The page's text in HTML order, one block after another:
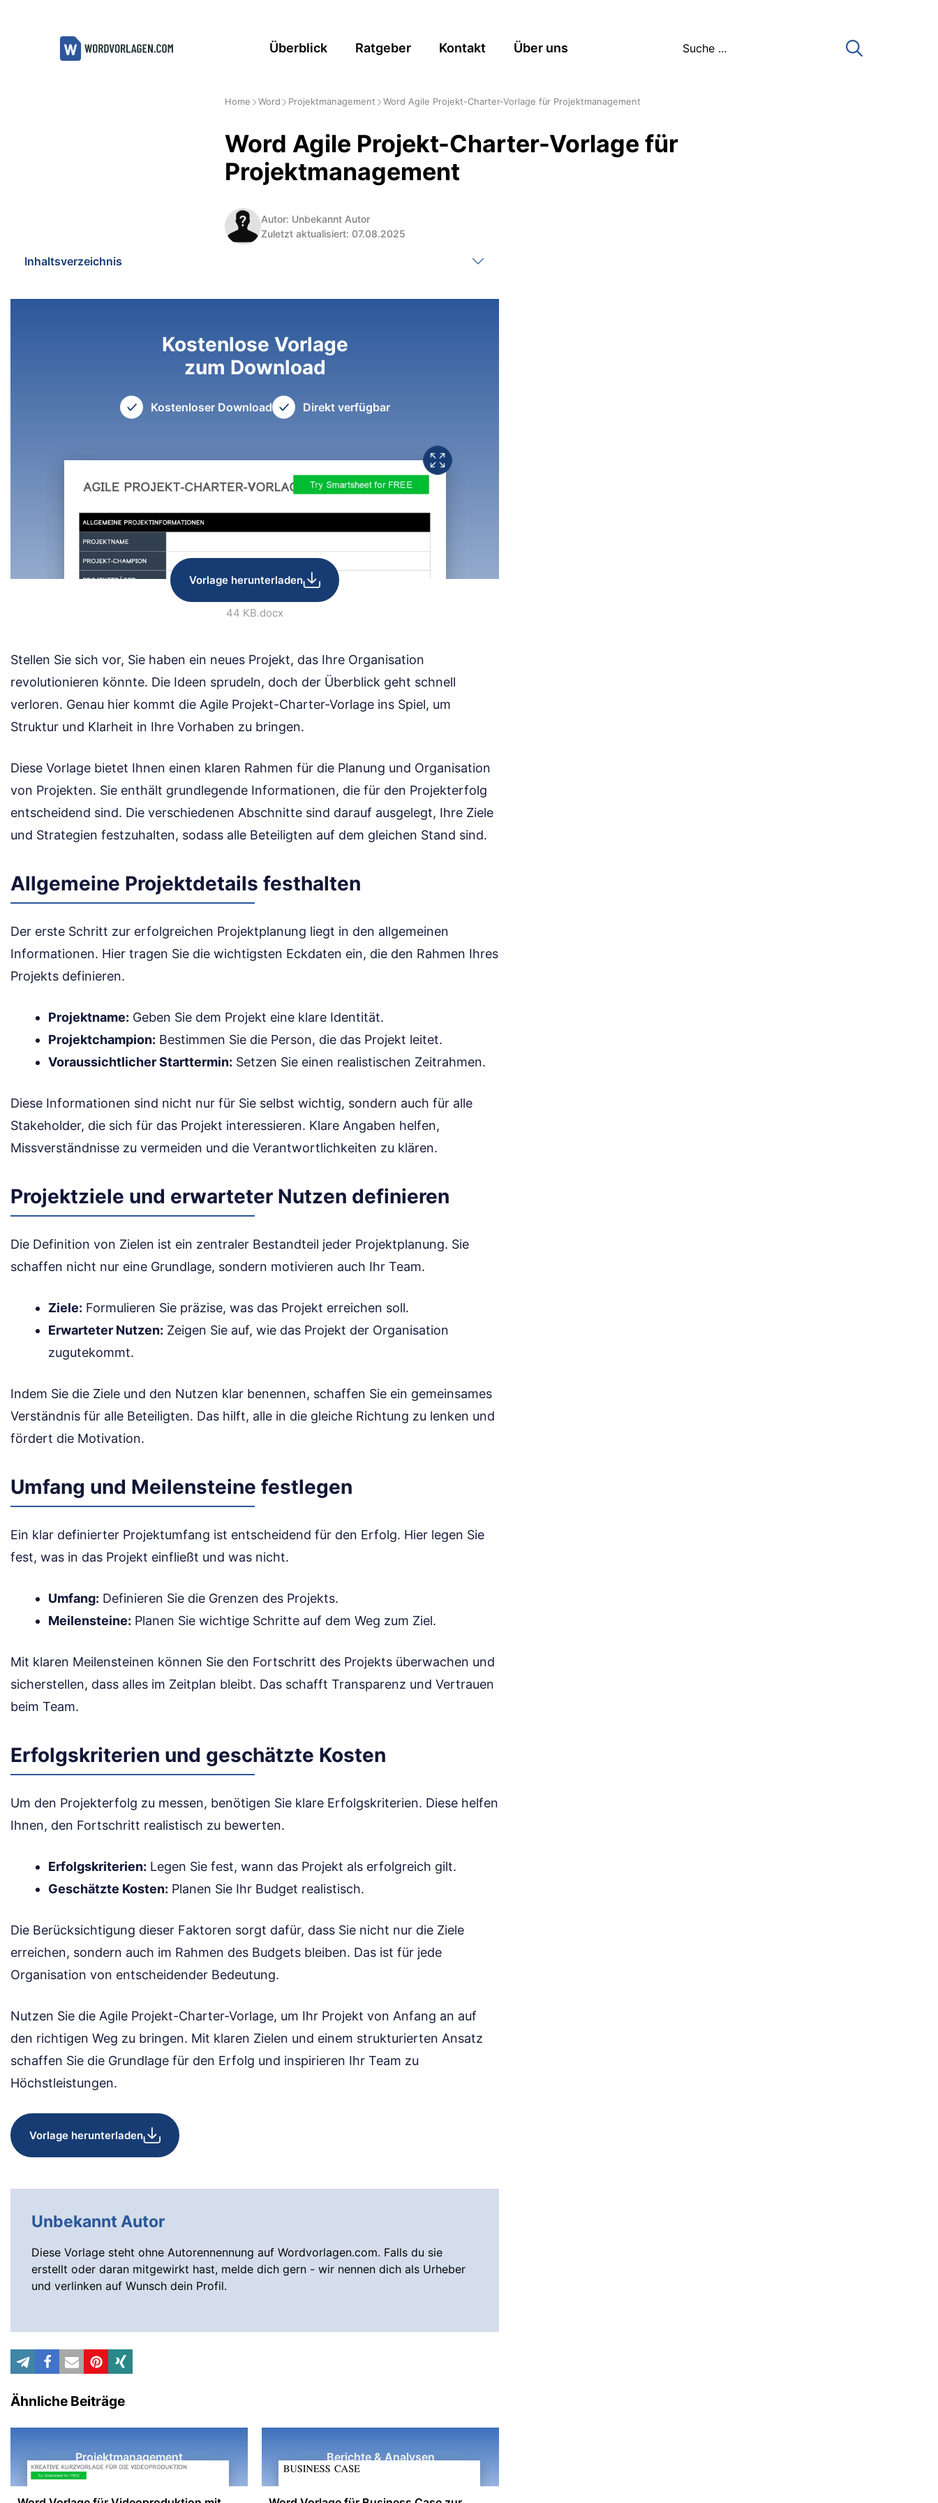
Überblick Ratgeber Kontakt Über uns
Home Word Projektmanagement Word Agile Projekt-Charter-Vorlage für Projektmanagement
Word Agile Projekt-Charter-Vorlage für
Projektmanagement
Autor: Unbekannt Autor
Zuletzt aktualisiert: 07.08.2025
Inhaltsverzeichnis
Kostenlose Vorlage
zum Download
Kostenloser Download Direkt verfügbar
Vorlage herunterladen
44 KB.docx
Stellen Sie sich vor, Sie haben ein neues Projekt, das Ihre Organisation
revolutionieren könnte. Die Ideen sprudeln, doch der Überblick geht schnell
verloren. Genau hier kommt die Agile Projekt-Charter-Vorlage ins Spiel, um
Struktur und Klarheit in Ihre Vorhaben zu bringen.
Diese Vorlage bietet Ihnen einen klaren Rahmen für die Planung und Organisation
von Projekten. Sie enthält grundlegende Informationen, die für den Projekterfolg
entscheidend sind. Die verschiedenen Abschnitte sind darauf ausgelegt, Ihre Ziele
und Strategien festzuhalten, sodass alle Beteiligten auf dem gleichen Stand sind.
Allgemeine Projektdetails festhalten
Der erste Schritt zur erfolgreichen Projektplanung liegt in den allgemeinen
Informationen. Hier tragen Sie die wichtigsten Eckdaten ein, die den Rahmen Ihres
Projekts definieren.
Projektname: Geben Sie dem Projekt eine klare Identität.
Projektchampion: Bestimmen Sie die Person, die das Projekt leitet.
Voraussichtlicher Starttermin: Setzen Sie einen realistischen Zeitrahmen.
Diese Informationen sind nicht nur für Sie selbst wichtig, sondern auch für alle
Stakeholder, die sich für das Projekt interessieren. Klare Angaben helfen,
Missverständnisse zu vermeiden und die Verantwortlichkeiten zu klären.
Projektziele und erwarteter Nutzen definieren
Die Definition von Zielen ist ein zentraler Bestandteil jeder Projektplanung. Sie
schaffen nicht nur eine Grundlage, sondern motivieren auch Ihr Team.
Ziele: Formulieren Sie präzise, was das Projekt erreichen soll.
Erwarteter Nutzen: Zeigen Sie auf, wie das Projekt der Organisation
zugutekommt.
Indem Sie die Ziele und den Nutzen klar benennen, schaffen Sie ein gemeinsames
Verständnis für alle Beteiligten. Das hilft, alle in die gleiche Richtung zu lenken und
fördert die Motivation.
Umfang und Meilensteine festlegen
Ein klar definierter Projektumfang ist entscheidend für den Erfolg. Hier legen Sie
fest, was in das Projekt einfließt und was nicht.
Umfang: Definieren Sie die Grenzen des Projekts.
Meilensteine: Planen Sie wichtige Schritte auf dem Weg zum Ziel.
Mit klaren Meilensteinen können Sie den Fortschritt des Projekts überwachen und
sicherstellen, dass alles im Zeitplan bleibt. Das schafft Transparenz und Vertrauen
beim Team.
Erfolgskriterien und geschätzte Kosten
Um den Projekterfolg zu messen, benötigen Sie klare Erfolgskriterien. Diese helfen
Ihnen, den Fortschritt realistisch zu bewerten.
Erfolgskriterien: Legen Sie fest, wann das Projekt als erfolgreich gilt.
Geschätzte Kosten: Planen Sie Ihr Budget realistisch.
Die Berücksichtigung dieser Faktoren sorgt dafür, dass Sie nicht nur die Ziele
erreichen, sondern auch im Rahmen des Budgets bleiben. Das ist für jede
Organisation von entscheidender Bedeutung.
Nutzen Sie die Agile Projekt-Charter-Vorlage, um Ihr Projekt von Anfang an auf
den richtigen Weg zu bringen. Mit klaren Zielen und einem strukturierten Ansatz
schaffen Sie die Grundlage für den Erfolg und inspirieren Ihr Team zu
Höchstleistungen.
Vorlage herunterladen
Unbekannt Autor
Diese Vorlage steht ohne Autorennennung auf Wordvorlagen.com. Falls du sie
erstellt oder daran mitgewirkt hast, melde dich gern - wir nennen dich als Urheber
und verlinken auf Wunsch dein Profil.
Ähnliche Beiträge
Projektmanagement Berichte & Analysen